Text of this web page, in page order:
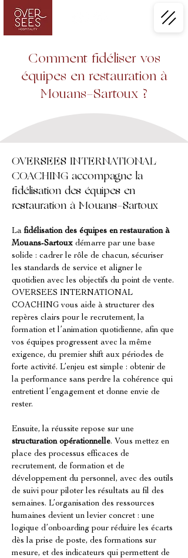
Comment fidéliser vos
équipes en restauration à
Mouans-Sartoux ?
OVERSEES INTERNATIONAL
COACHING accompagne la
fidélisation des équipes en
restauration à Mouans-Sartoux
La fidélisation des équipes en restauration à
Mouans-Sartoux démarre par une base
solide : cadrer le rôle de chacun, sécuriser
les standards de service et aligner le
quotidien avec les objectifs du point de vente.
OVERSEES INTERNATIONAL
COACHING vous aide à structurer des
repères clairs pour le recrutement, la
formation et l’animation quotidienne, afin que
vos équipes progressent avec la même
exigence, du premier shift aux périodes de
forte activité. L’enjeu est simple : obtenir de
la performance sans perdre la cohérence qui
entretient l’engagement et donne envie de
rester.
Ensuite, la réussite repose sur une
structuration opérationnelle. Vous mettez en
place des processus efficaces de
recrutement, de formation et de
développement du personnel, avec des outils
de suivi pour piloter les résultats au fil des
semaines. L’organisation des ressources
humaines devient un levier concret : une
logique d’onboarding pour réduire les écarts
dès la prise de poste, des formations sur
mesure, et des indicateurs qui permettent de